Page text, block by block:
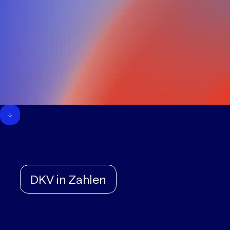
DKV in Zahlen